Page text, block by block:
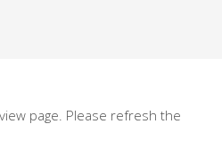
page. Please refresh the